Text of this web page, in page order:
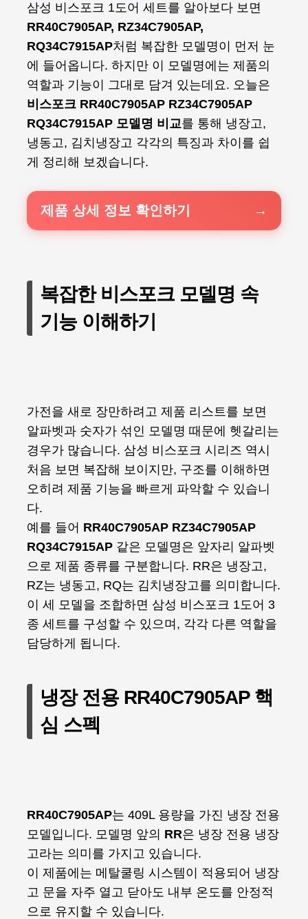
삼성 비스포크 1도어 세트를 알아보다 보면
RR40C7905AP, RZ34C7905AP,
RQ34C7915AP처럼 복잡한 모델명이 먼저 눈
에 들어옵니다. 하지만 이 모델명에는 제품의
역할과 기능이 그대로 담겨 있는데요. 오늘은
비스포크 RR40C7905AP RZ34C7905AP
RQ34C7915AP 모델명 비교를 통해 냉장고,
냉동고, 김치냉장고 각각의 특징과 차이를 쉽
게 정리해 보겠습니다.
제품 상세 정보 확인하기
복잡한 비스포크 모델명 속
기능 이해하기
가전을 새로 장만하려고 제품 리스트를 보면
알파벳과 숫자가 섞인 모델명 때문에 헷갈리는
경우가 많습니다. 삼성 비스포크 시리즈 역시
처음 보면 복잡해 보이지만, 구조를 이해하면
오히려 제품 기능을 빠르게 파악할 수 있습니
다.
예를 들어 RR40C7905AP RZ34C7905AP
RQ34C7915AP 같은 모델명은 앞자리 알파벳
으로 제품 종류를 구분합니다. RR은 냉장고,
RZ는 냉동고, RQ는 김치냉장고를 의미합니다.
이 세 모델을 조합하면 삼성 비스포크 1도어 3
종 세트를 구성할 수 있으며, 각각 다른 역할을
담당하게 됩니다.
냉장 전용 RR40C7905AP 핵
심 스펙
RR40C7905AP는 409L 용량을 가진 냉장 전용
모델입니다. 모델명 앞의 RR은 냉장 전용 냉장
고라는 의미를 가지고 있습니다.
이 제품에는 메탈쿨링 시스템이 적용되어 냉장
고 문을 자주 열고 닫아도 내부 온도를 안정적
으로 유지할 수 있습니다.